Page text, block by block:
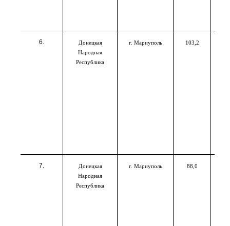
Донецкая
Народная
Республика
г. Мариуполь 103,2
Донецкая
Народная
Республика
г. Мариуполь 88,0